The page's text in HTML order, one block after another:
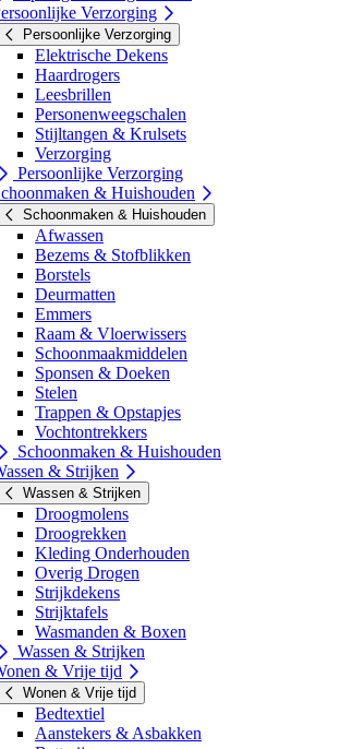
Verzorging
Persoonlijke Verzorging
Elektrische Dekens
Haardrogers
Leesbrillen
Personenweegschalen
Stijltangen & Krulsets
Verzorging
Persoonlijke Verzorging
& Huishouden
Schoonmaken & Huishouden
Afwassen
Bezems & Stofblikken
Borstels
Deurmatten
Emmers
Raam & Vloerwissers
Schoonmaakmiddelen
Sponsen & Doeken
Stelen
Trappen & Opstapjes
Vochtontrekkers
Schoonmaken & Huishouden
& Strijken
Wassen & Strijken
Droogmolens
Droogrekken
Kleding Onderhouden
Overig Drogen
Strijkdekens
Strijktafels
Wasmanden & Boxen
Wassen & Strijken
& Vrije tijd
Wonen & Vrije tijd
Bedtextiel
Aanstekers & Asbakken